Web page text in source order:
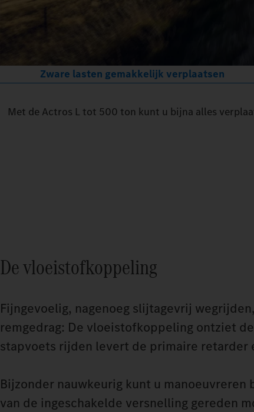
Zware lasten gemakkelijk verplaatsen
Met de Actros L tot 500 ton kunt u bijna alles
De vloeistofkoppeling
Fijngevoelig, nagenoeg slijtagevrij
remgedrag: De vloeistofkoppeling ontziet
stapvoets rijden levert de primaire retarder
Bijzonder nauwkeurig kunt u
van de ingeschakelde versnelling gereden